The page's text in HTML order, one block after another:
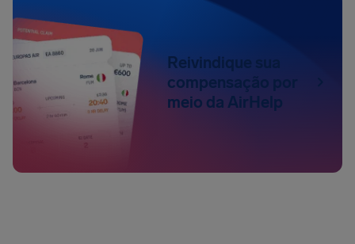
Reivindique sua
compensação por
meio da AirHelp